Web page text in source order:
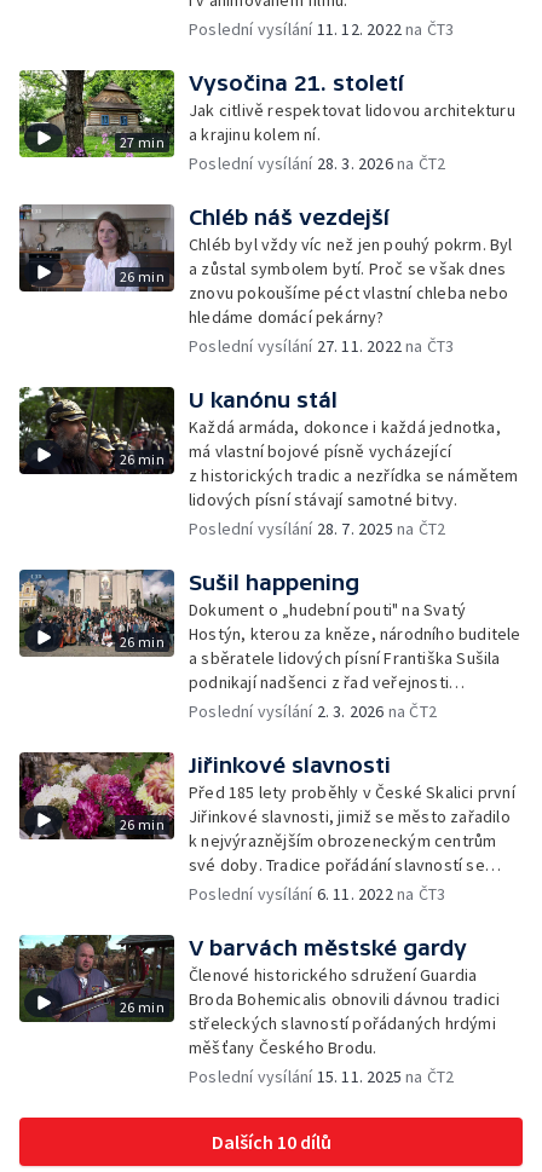
Poslední vysílání11. 12. 2022na ČT3
27 min
Vysočina 21. století
Jak citlivě respektovat lidovou architekturu
a krajinu kolem ní.
Poslední vysílání 28. 3. 2026na ČT2
26 min
Chléb náš vezdejší
Chléb byl vždy víc než jen pouhý pokrm. Byl
a zůstal symbolem bytí. Proč se však dnes
znovu pokoušíme péct vlastní chleba nebo
hledáme domácí pekárny?
Poslední vysílání 27. 11. 2022na ČT3
26 min
U kanónu stál
Každá armáda, dokonce i každá jednotka,
má vlastní bojové písně vycházející
z historických tradic a nezřídka se námětem
lidových písní stávají samotné bitvy.
Poslední vysílání 28. 7. 2025 na ČT2
26 min
Sušil happening
Dokument o „hudební pouti" na Svatý
Hostýn, kterou za kněze, národního buditele
a sběratele lidových písní Františka Sušila
podnikají nadšenci z řad veřejnosti
a členové lidových souborů.
Poslední vysílání 2. 3. 2026 na ČT2
26 min
Jiřinkové slavnosti
Před 185 lety proběhly v České Skalici první
Jiřinkové slavnosti, jimiž se město zařadilo
k nejvýraznějším obrozeneckým centrům
své doby. Tradice pořádání slavností se
stále udržuje.
Poslední vysílání6. 11. 2022na ČT3
26 min
V barvách městské gardy
Členové historického sdružení Guardia
Broda Bohemicalis obnovili dávnou tradici
střeleckých slavností pořádaných hrdými
měšťany Českého Brodu.
Poslední vysílání15. 11. 2025 na ČT2
Dalších 10 dílů